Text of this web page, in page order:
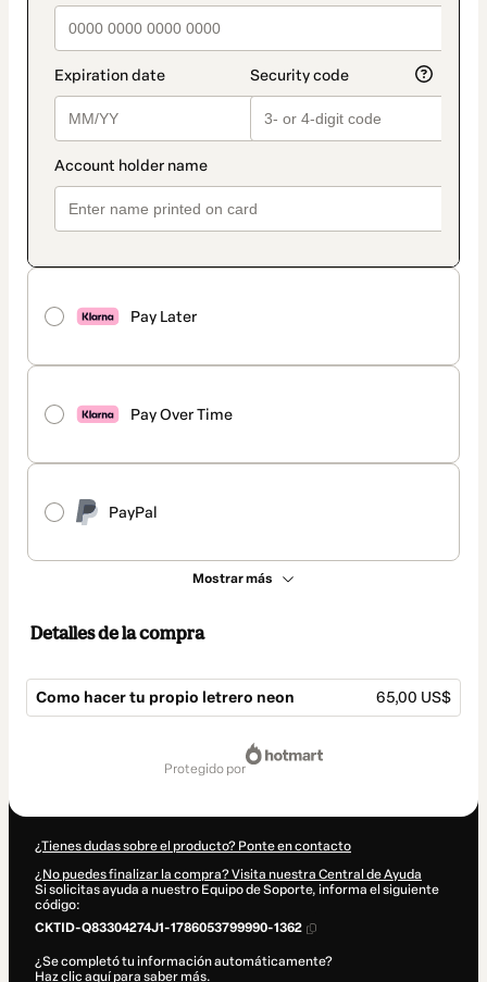
Pay Later
Pay Over Time
PayPal
Mostrar más
Detalles de la compra
Como hacer tu propio letrero neon 65,00 US$
protegido por
¿Tienes dudas sobre el producto? Ponte en contacto
¿No puedes finalizar la compra? Visita nuestra Central de Ayuda
Si solicitas ayuda a nuestro Equipo de Soporte, informa el siguiente
código:
CKTID-Q83304274J1-1786053799990-1362
¿Se completó tu información automáticamente?
Haz clic aquí para saber más.